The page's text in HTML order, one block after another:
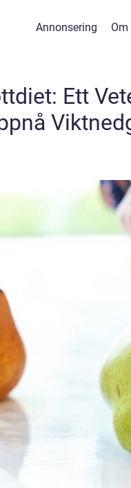
Annonsering
Ett